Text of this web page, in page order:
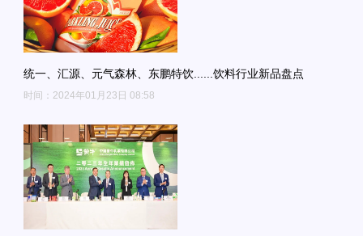
统一、汇源、元气森林、东鹏特饮......饮料行业新品盘点
时间：2024年01月23日 08:58